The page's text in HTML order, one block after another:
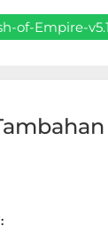
of-Empire-